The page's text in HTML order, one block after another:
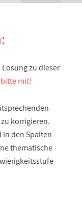
zu dieser
mit!
korrigieren.
in den Spalten
thematische